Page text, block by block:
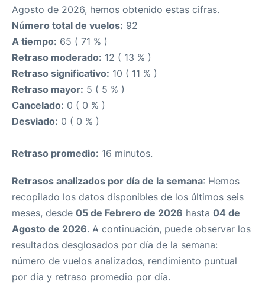
Agosto de 2026, hemos obtenido estas cifras.
Número total de vuelos: 92
A tiempo: 65 ( 71 % )
Retraso moderado: 12 ( 13 % )
Retraso significativo: 10 ( 11 % )
Retraso mayor: 5 ( 5 % )
Cancelado: 0 ( 0 % )
Desviado: 0 ( 0 % )
Retraso promedio: 16 minutos.
Retrasos analizados por día de la semana: Hemos
recopilado los datos disponibles de los últimos seis
meses, desde 05 de Febrero de 2026 hasta 04 de
Agosto de 2026. A continuación, puede observar los
resultados desglosados por día de la semana:
número de vuelos analizados, rendimiento puntual
por día y retraso promedio por día.